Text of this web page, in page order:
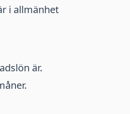
i allmänhet
är.